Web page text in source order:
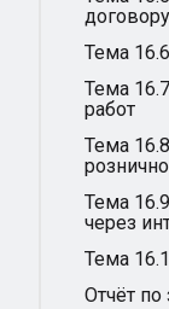
Тема
Тема
работ
Тема
Тема
через
Тема
Отчёт